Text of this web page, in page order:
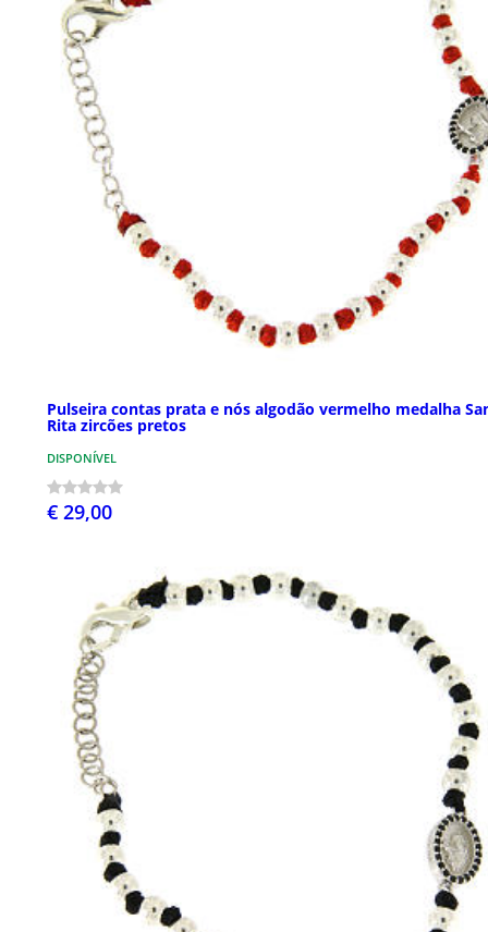
Pulseira contas prata e nós algodão vermelho medalha
Rita zircões pretos
DISPONÍVEL
€ 29,00